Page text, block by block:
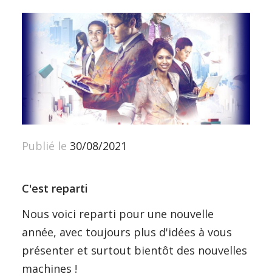
Publié le 30/08/2021
C'est reparti
Nous voici reparti pour une nouvelle
année, avec toujours plus d'idées à vous
présenter et surtout bientôt des nouvelles
machines !